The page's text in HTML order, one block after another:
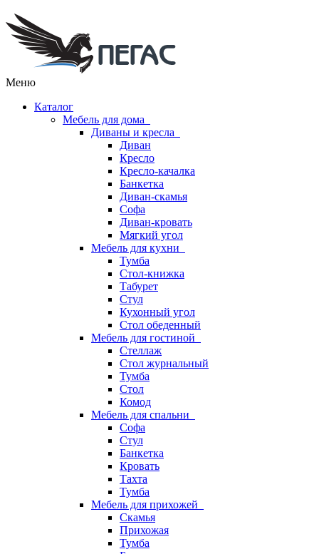
Меню
Каталог
Мебель для дома
Диваны и кресла
Диван
Кресло
Кресло-качалка
Банкетка
Диван-скамья
Софа
Диван-кровать
Мягкий угол
Мебель для кухни
Тумба
Стол-книжка
Табурет
Стул
Кухонный угол
Стол обеденный
Мебель для гостиной
Стеллаж
Стол журнальный
Тумба
Стол
Комод
Мебель для спальни
Софа
Стул
Банкетка
Кровать
Тахта
Тумба
Мебель для прихожей
Скамья
Прихожая
Тумба